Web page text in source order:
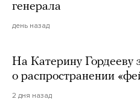
генерала
день назад
На Катерину Гордееву
о распространении
2 дня назад